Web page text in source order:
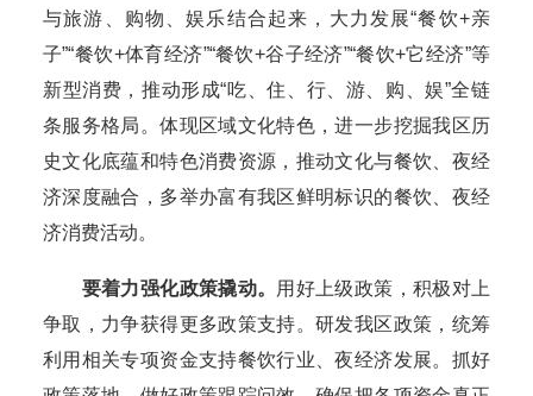
与旅游、购物、娱乐结合起来，大力发展“餐饮+亲
子”“餐饮+体育经济”“餐饮+谷子经济”“餐饮+它经济”等
新型消费，推动形成“吃、住、行、游、购、娱”全链
条服务格局。体现区域文化特色，进一步挖掘我区历
史文化底蕴和特色消费资源，推动文化与餐饮、夜经
济深度融合，多举办富有我区鲜明标识的餐饮、夜经
济消费活动。
要着力强化政策撬动。 用好上级政策，积极对上
争取，力争获得更多政策支持。研发我区政策，统筹
利用相关专项资金支持餐饮行业、夜经济发展。抓好